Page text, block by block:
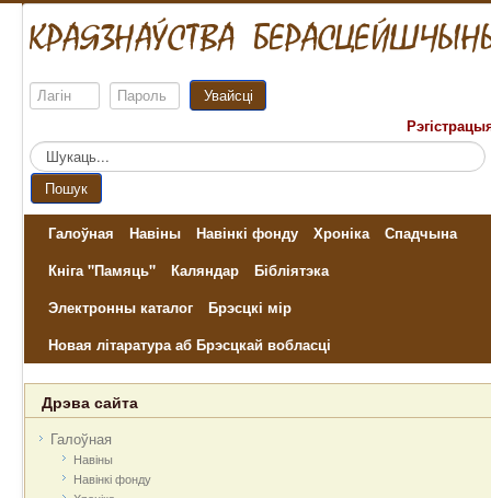
Увайсці
Пошук...
Пошук
Галоўная Навіны Навінкі фонду Хроніка
Спадчына
Кніга "Памяць"
Каляндар
Бібліятэка
Электронны каталог
Брэсцкі мір
Новая літаратура аб Брэсцкай вобласці
Дрэва сайта
Галоўная
Навіны
Навінкі фонду